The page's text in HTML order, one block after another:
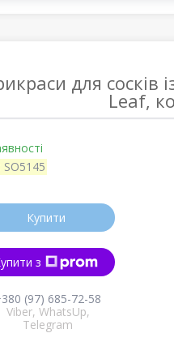
для сосків
Leaf,
SO5145
Купити
з
(97) 685-72-58
Viber, WhatsUp,
Telegram